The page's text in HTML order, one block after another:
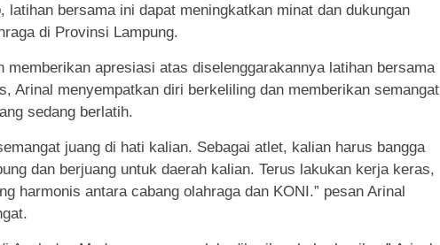
latihan bersama ini dapat meningkatkan minat dan dukungan
di Provinsi Lampung.
memberikan apresiasi atas diselenggarakannya latihan bersama
Arinal menyempatkan diri berkeliling dan memberikan semangat
sedang berlatih.
juang di hati kalian. Sebagai atlet, kalian harus bangga
dan berjuang untuk daerah kalian. Terus lakukan kerja keras,
harmonis antara cabang olahraga dan KONI.” pesan Arinal